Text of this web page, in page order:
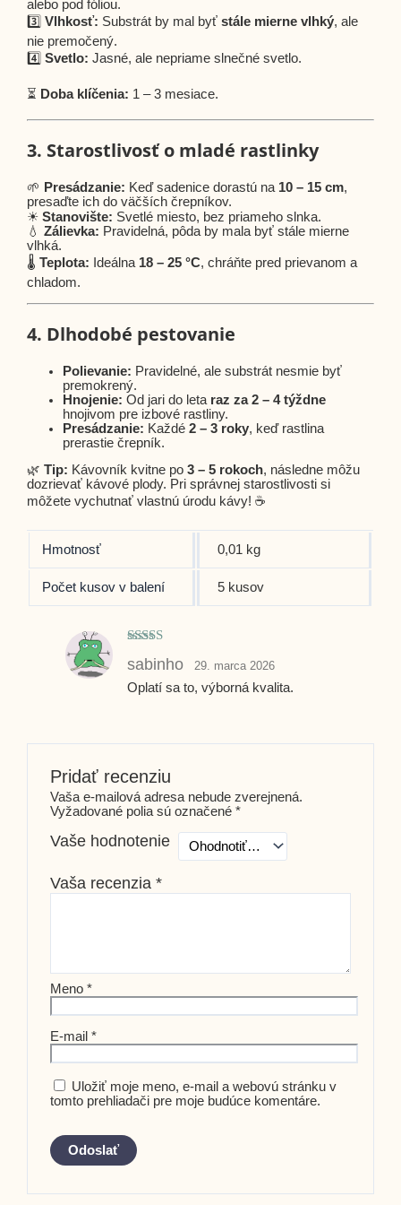
alebo pod fóliou.
3️⃣Vlhkosť: Substrát by mal byťstále mierne vlhký, ale
nie premočený.
4️⃣Svetlo: Jasné, ale nepriame slnečné svetlo.
⏳ Doba klíčenia: 1 – 3 mesiace.
3. Starostlivosť o mladé rastlinky
🌱 Presádzanie: Keď sadenice dorastú na 10 – 15 cm,
presaďte ich do väčších črepníkov.
☀Stanovište: Svetlé miesto, bez priameho slnka.
💧Zálievka: Pravidelná, pôda by mala byť stále mierne
vlhká.
🌡Teplota: Ideálna 18 – 25 °C, chráňte pred prievanom a
chladom.
4. Dlhodobé pestovanie
Polievanie: Pravidelné, ale substrát nesmie byť
premokrený.
Hnojenie: Od jari do leta raz za 2 – 4 týždne
hnojivom pre izbové rastliny.
Presádzanie: Každé2 – 3 roky, keď rastlina
prerastie črepník.
🌿Tip: Kávovník kvitne po3 – 5 rokoch, následne môžu
dozrievať kávové plody. Pri správnej starostlivosti si
môžete vychutnať vlastnú úrodu kávy! ☕
Hmotnosť 0,01 kg
Počet kusov v balení 5 kusov
Hodnotenie
5z 5
sabinho 29. marca 2026
Oplatí sa to, výborná kvalita.
Pridať recenziu
Vaša e-mailová adresa nebude zverejnená.
Vyžadované polia sú označené *
Vaše hodnotenie
Vaša recenzia *
Meno *
E-mail *
Uložiť moje meno, e-mail a webovú stránku v
tomto prehliadači pre moje budúce komentáre.